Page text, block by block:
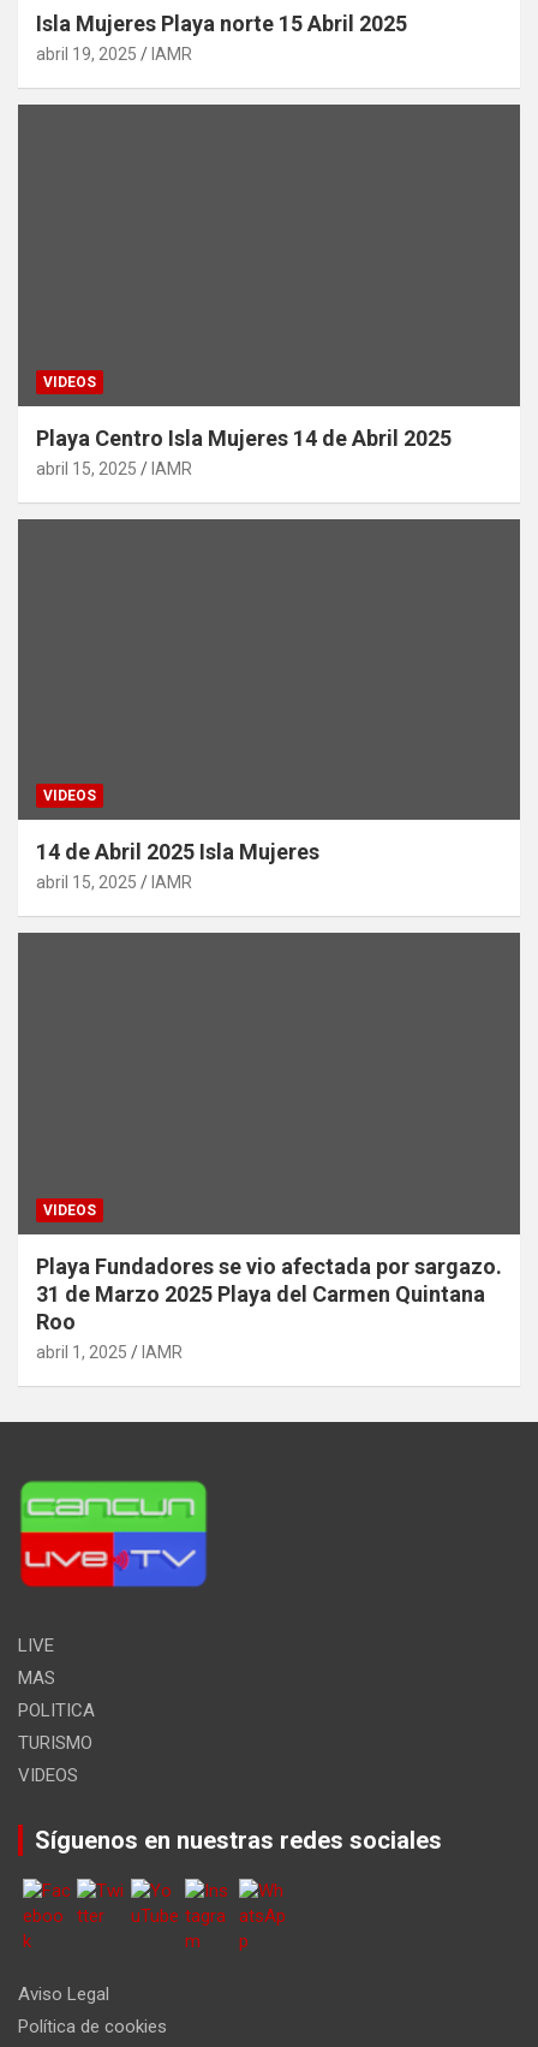
Isla Mujeres Playa norte 15 Abril 2025
abril 19, 2025 IAMR
VIDEOS
Playa Centro Isla Mujeres 14 de Abril 2025
abril 15, 2025 IAMR
VIDEOS
14 de Abril 2025 Isla Mujeres
abril 15, 2025 IAMR
VIDEOS
Playa Fundadores se vio afectada por sargazo.
31 de Marzo 2025 Playa del Carmen Quintana
Roo
abril 1, 2025 IAMR
LIVE
MAS
POLITICA
TURISMO
VIDEOS
Síguenos en nuestras redes sociales
Aviso Legal
Política de cookies